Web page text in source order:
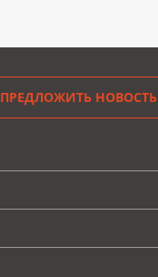
ПРЕДЛОЖИТЬ НОВОСТЬ